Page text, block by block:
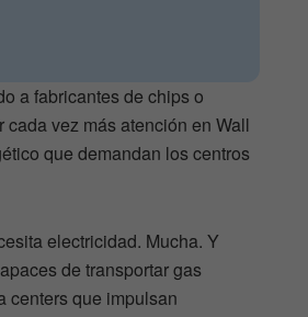
a fabricantes de chips o
vez más atención en Wall
que demandan los centros
electricidad. Mucha. Y
de transportar gas
centers que impulsan